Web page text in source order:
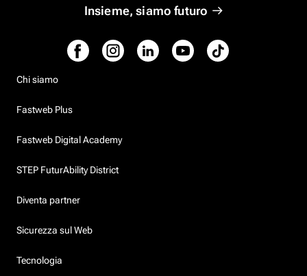
Insieme, siamo futuro
Chi siamo
Fastweb Plus
Fastweb Digital Academy
STEP FuturAbility District
Diventa partner
Sicurezza sul Web
Tecnologia